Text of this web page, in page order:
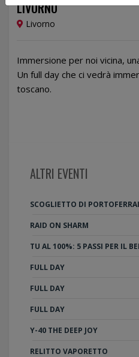
LIVORNO
Livorno
Immersione per noi vicina,
Un full day che ci vedrà
toscano.
ALTRI EVENTI
SCOGLIETTO DI
RAID ON SHARM
TU AL 100%: 5 PASSI PER IL
FULL DAY
FULL DAY
FULL DAY
Y-40 THE DEEP JOY
RELITTO VAPORETTO